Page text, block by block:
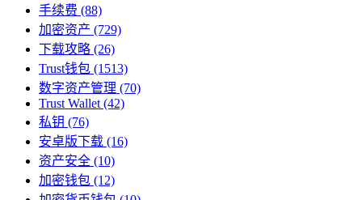
手续费 (88)
加密资产 (729)
下载攻略 (26)
Trust钱包 (1513)
数字资产管理 (70)
Trust Wallet (42)
私钥 (76)
安卓版下载 (16)
资产安全 (10)
加密钱包 (12)